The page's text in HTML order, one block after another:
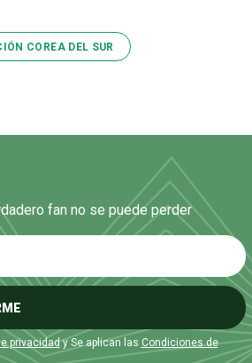
COREA DEL SUR
fan no se puede perder
privacidady Se aplican las Condiciones de